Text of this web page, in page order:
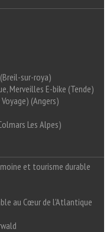
sur-roya)
Merveilles E-bike (Tende)
(Angers)
Les Alpes)
et tourisme durable
au Cœur de l'Atlantique